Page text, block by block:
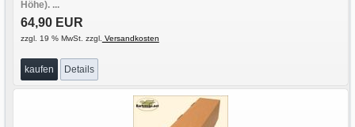
Höhe). ...
64,90 EUR
zzgl. 19 % MwSt. zzgl. Versandkosten
kaufen Details